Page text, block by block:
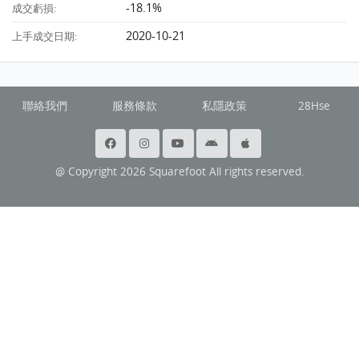
成交虧損: -18.1%
上手成交日期: 2020-10-21
聯絡我們 服務條款 私隱政策 28Hse
@ Copyright 2026 Squarefoot All rights reserved.